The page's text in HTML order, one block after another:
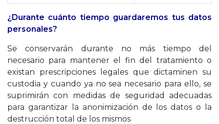
¿Durante cuánto tiempo guardaremos tus datos
personales?
Se conservarán durante no más tiempo del
necesario para mantener el fin del tratamiento o
existan prescripciones legales que dictaminen su
custodia y cuando ya no sea necesario para ello, se
suprimirán con medidas de seguridad adecuadas
para garantizar la anonimización de los datos o la
destrucción total de los mismos